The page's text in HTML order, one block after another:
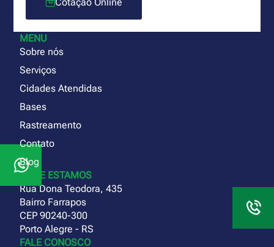
MENU
Sobre nós
Serviços
Cidades Atendidas
Bases
Rastreamento
Contato
Blog
ONDE ESTAMOS
Rua Dona Teodora, 435
Bairro Farrapos
CEP 90240-300
Porto Alegre - RS
FALE CONOSCO